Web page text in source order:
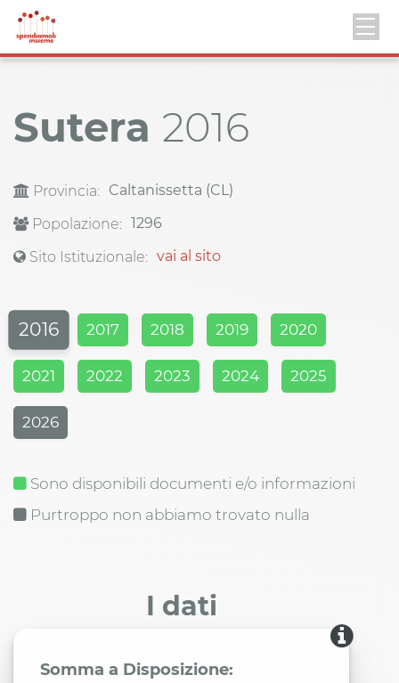
Sutera 2016
Provincia:
Caltanissetta (CL)
Popolazione: 1296
Sito Istituzionale: vai al sito
2016 2017 2018 2019 2020
2021 2022 2023 2024 2025
2026
Sono disponibili documenti e/o informazioni
Purtroppo non abbiamo trovato nulla
I dati
Somma a Disposizione: